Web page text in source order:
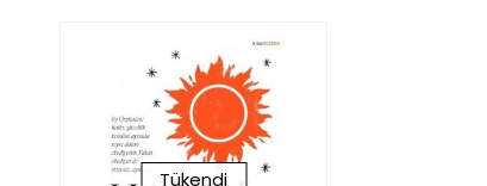
Tükendi